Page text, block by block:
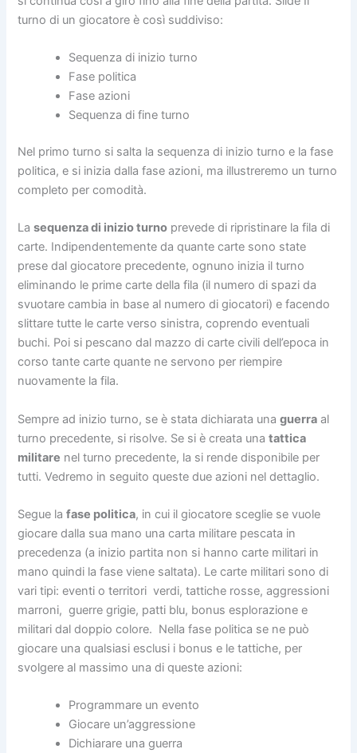
turno di un giocatore è così suddiviso:
Sequenza di inizio turno
Fase politica
Fase azioni
Sequenza di fine turno
Nel primo turno si salta la sequenza di inizio turno e la fase
politica, e si inizia dalla fase azioni, ma illustreremo un turno
completo per comodità.
Lasequenza di inizio turno prevede di ripristinare la fila di
carte. Indipendentemente da quante carte sono state
prese dal giocatore precedente, ognuno inizia il turno
eliminando le prime carte della fila (il numero di spazi da
svuotare cambia in base al numero di giocatori) e facendo
slittare tutte le carte verso sinistra, coprendo eventuali
buchi. Poi si pescano dal mazzo di carte civili dell’epoca in
corso tante carte quante ne servono per riempire
nuovamente la fila.
Sempre ad inizio turno, se è stata dichiarata unaguerra al
turno precedente, si risolve. Se si è creata unatattica
militare nel turno precedente, la si rende disponibile per
tutti. Vedremo in seguito queste due azioni nel dettaglio.
Segue lafase politica, in cui il giocatore sceglie se vuole
giocare dalla sua mano una carta militare pescata in
precedenza (a inizio partita non si hanno carte militari in
mano quindi la fase viene saltata). Le carte militari sono di
vari tipi: eventi o territori verdi, tattiche rosse, aggressioni
marroni, guerre grigie, patti blu, bonus esplorazione e
militari dal doppio colore. Nella fase politica se ne può
giocare una qualsiasi esclusi i bonus e le tattiche, per
svolgere al massimo una di queste azioni:
Programmare un evento
Giocare un’aggressione
Dichiarare una guerra